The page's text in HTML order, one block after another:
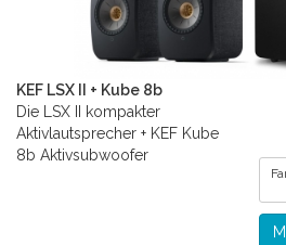
KEF LSX II + Kube 8b
Die LSX II kompakter
Aktivlautsprecher + KEF Kube
8b Aktivsubwoofer